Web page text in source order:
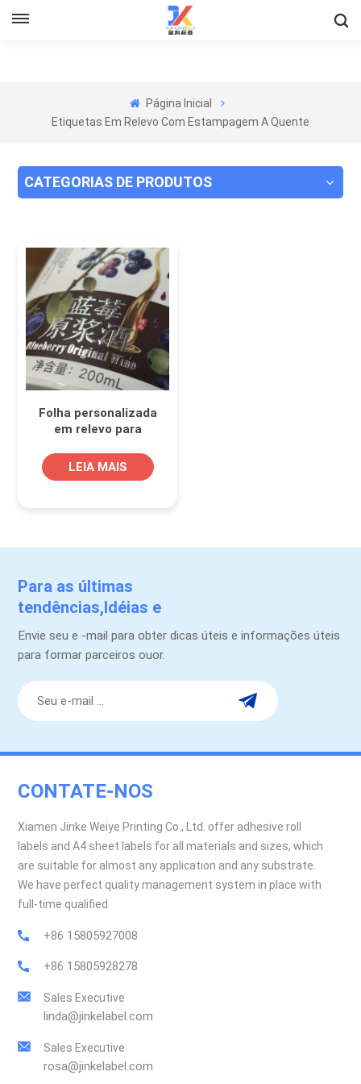
Página Inicial
Etiquetas Em Relevo Com Estampagem A Quente
CATEGORIAS DE PRODUTOS
Folha personalizada
em relevo para
garrafas de vidro de
vinho de frutas
LEIA MAIS
Para as últimas
tendências,Idéias e
promoções.
Envie seu e -mail para obter dicas úteis e informações úteis
para formar parceiros ouor.
CONTATE-NOS
Xiamen Jinke Weiye Printing Co., Ltd. offer adhesive roll
labels and A4 sheet labels for all materials and sizes, which
are suitable for almost any application and any substrate.
We have perfect quality management system in place with
full-time qualified
+86 15805927008
+86 15805928278
Sales Executive
linda@jinkelabel.com
Sales Executive
rosa@jinkelabel.com